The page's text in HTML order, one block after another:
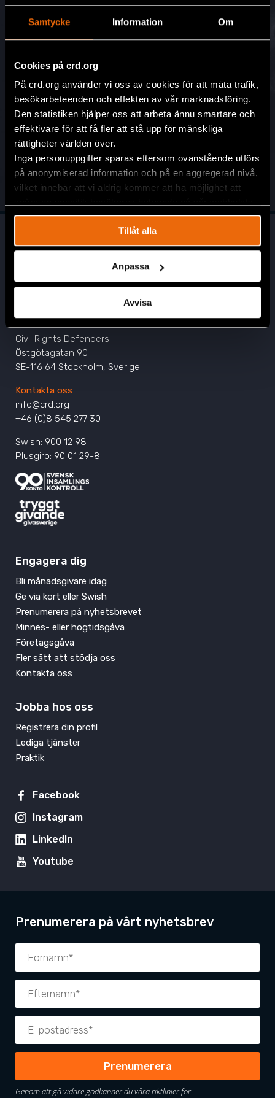
Samtycke Information Om
Cookies på crd.org
På crd.org använder vi oss av cookies för att mäta trafik,
besökarbeteenden och effekten av vår marknadsföring.
Den statistiken hjälper oss att arbeta ännu smartare och
effektivare för att få fler att stå upp för mänskliga
rättigheter världen över.
Inga personuppgifter sparas eftersom ovanstående utförs
på anonymiserad information och på en aggregerad nivå,
vilket innebär att vi aldrig kommer att ha möjlighet att
Tillåt alla
Anpassa
Avvisa
Genom att gå vidare godkänner du våra riktlinjer för
personuppgiftshantering.
Huvudkontor
Civil Rights Defenders
Östgötagatan 90
SE-116 64 Stockholm, Sverige
Kontakta oss
info@crd.org
+46 (0)8 545 277 30
Swish: 900 12 98
Plusgiro: 90 01 29-8
Engagera dig
Bli månadsgivare idag
Ge via kort eller Swish
Prenumerera på nyhetsbrevet
Minnes- eller högtidsgåva
Företagsgåva
Fler sätt att stödja oss
Kontakta oss
Jobba hos oss
Registrera din profil
Lediga tjänster
Praktik
Facebook
Instagram
LinkedIn
Youtube
Prenumerera på vårt nyhetsbrev
Genom att gå vidare godkänner du våra riktlinjer för